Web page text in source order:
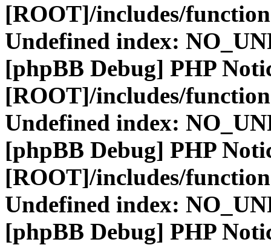
[ROOT]/includes/
Undefined index:
[phpBB Debug] PHP
[ROOT]/includes/
Undefined index:
[phpBB Debug] PHP
[ROOT]/includes/
Undefined index:
[phpBB Debug] PHP